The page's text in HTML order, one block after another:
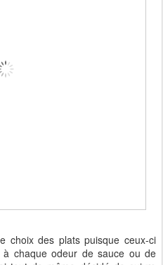
choix des plats puisque ceux-ci
chaque odeur de sauce ou de